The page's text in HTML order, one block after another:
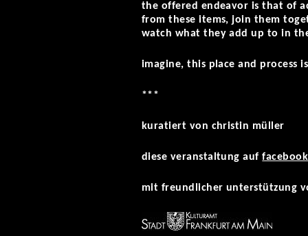
the offered endeavor is that of
from these items, join them
watch what they add up to in
imagine, this place and process
***
kuratiert von christin müller
diese veranstaltung auffacebook
mit freundlicher unterstützung